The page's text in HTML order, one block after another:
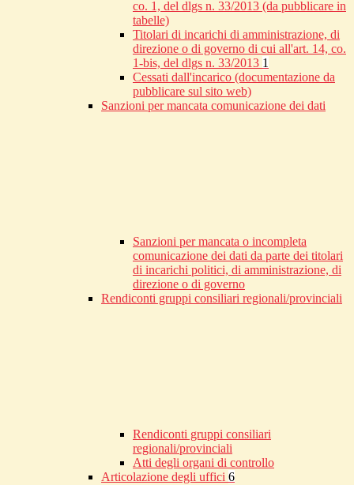
co. 1, del dlgs n. 33/2013 (da pubblicare in
tabelle)
Titolari di incarichi di amministrazione, di
direzione o di governo di cui all'art. 14, co.
1-bis, del dlgs n. 33/2013 1
Cessati dall'incarico (documentazione da
pubblicare sul sito web)
Sanzioni per mancata comunicazione dei dati
Sanzioni per mancata o incompleta
comunicazione dei dati da parte dei titolari
di incarichi politici, di amministrazione, di
direzione o di governo
Rendiconti gruppi consiliari regionali/provinciali
Rendiconti gruppi consiliari
regionali/provinciali
Atti degli organi di controllo
Articolazione degli uffici 6